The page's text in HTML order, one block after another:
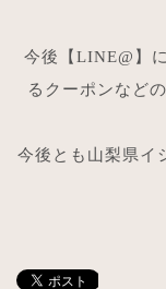
今後【LINE@】
るクーポンなど
今後とも山梨県イ